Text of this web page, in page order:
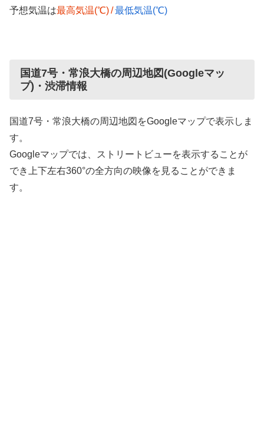
予想気温は最高気温(℃)/最低気温(℃)
国道7号・常浪大橋の周辺地図(Googleマッ
プ)・渋滞情報
国道7号・常浪大橋の周辺地図をGoogleマップで表示しま
す。
Googleマップでは、ストリートビューを表示することが
でき上下左右360°の全方向の映像を見ることができま
す。